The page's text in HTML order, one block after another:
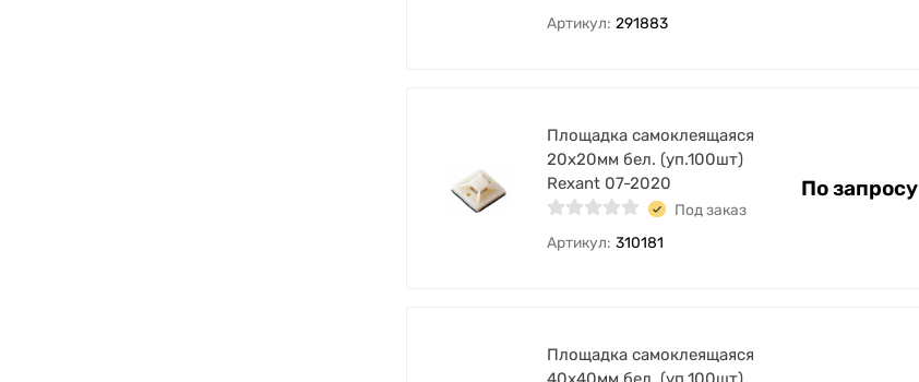
Артикул: 291883
Площадка самоклеящаяся
20х20мм бел. (уп.100шт)
Rexant 07-2020
Под заказ
Артикул: 310181
По запросу
Площадка самоклеящаяся